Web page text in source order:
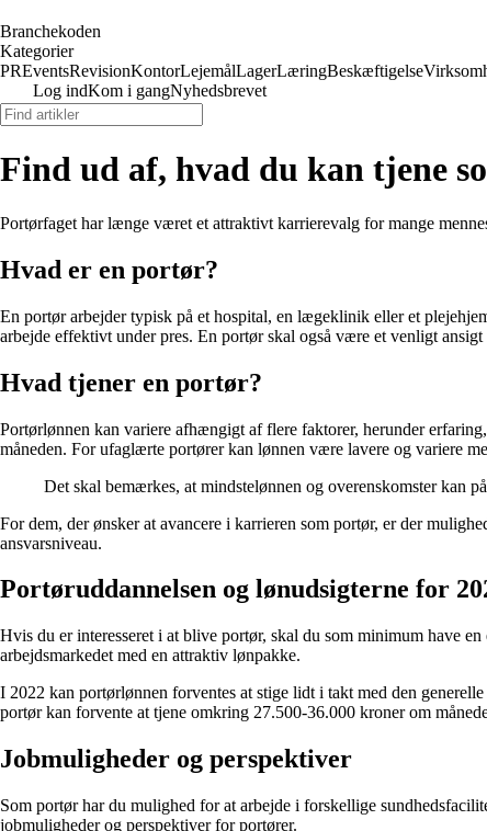
Branchekoden
Kategorier
PREventsRevisionKontorLejemålLagerLæringBeskæftigelse
Log indKom i gangNyhedsbrevet
Find ud af, hvad du kan tjene
Portørfaget har længe været et attraktivt karrierevalg for mange
Hvad er en portør?
En portør arbejder typisk på et hospital, en lægeklinik eller et
arbejde effektivt under pres. En portør skal også være et venligt
Hvad tjener en portør?
Portørlønnen kan variere afhængigt af flere faktorer, herunder
måneden. For ufaglærte portører kan lønnen være lavere og variere
Det skal bemærkes, at mindstelønnen og overenskomster kan
For dem, der ønsker at avancere i karrieren som portør, er der
ansvarsniveau.
Portøruddannelsen og lønudsigterne for
Hvis du er interesseret i at blive portør, skal du som minimum have
arbejdsmarkedet med en attraktiv lønpakke.
I 2022 kan portørlønnen forventes at stige lidt i takt med den
portør kan forvente at tjene omkring 27.500-36.000 kroner om
Jobmuligheder og perspektiver
Som portør har du mulighed for at arbejde i forskellige
jobmuligheder og perspektiver for portører.